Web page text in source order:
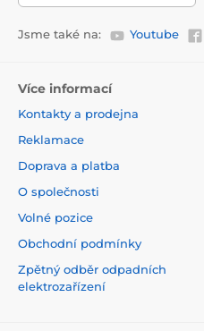
Jsme také na: Youtube
Více informací
Kontakty a prodejna
Reklamace
Doprava a platba
O společnosti
Volné pozice
Obchodní podmínky
Zpětný odběr odpadních
elektrozařízení